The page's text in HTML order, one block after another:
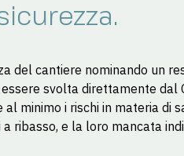
del cantiere nominando un
svolta direttamente
minimo i rischi in materia
ribasso, e la loro mancata